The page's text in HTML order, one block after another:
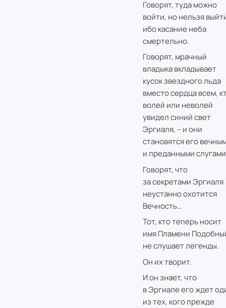
Говорят, туда можно
войти, но нельзя
ибо касание неба
смертельно.
Говорят, мрачный
владыка вкладывает
кусок звездного льда
вместо сердца всем,
волей или неволей
увидел синий свет
Эргиаля, – и они
становятся его
и преданными
Говорят, что
за секретами Эргиаля
неустанно охотится
Вечность…
Тот, кто теперь носит
имя Пламени
не слушает легенды.
Он их творит.
И он знает, что
в Эргиале его ждет
из тех, кого прежде